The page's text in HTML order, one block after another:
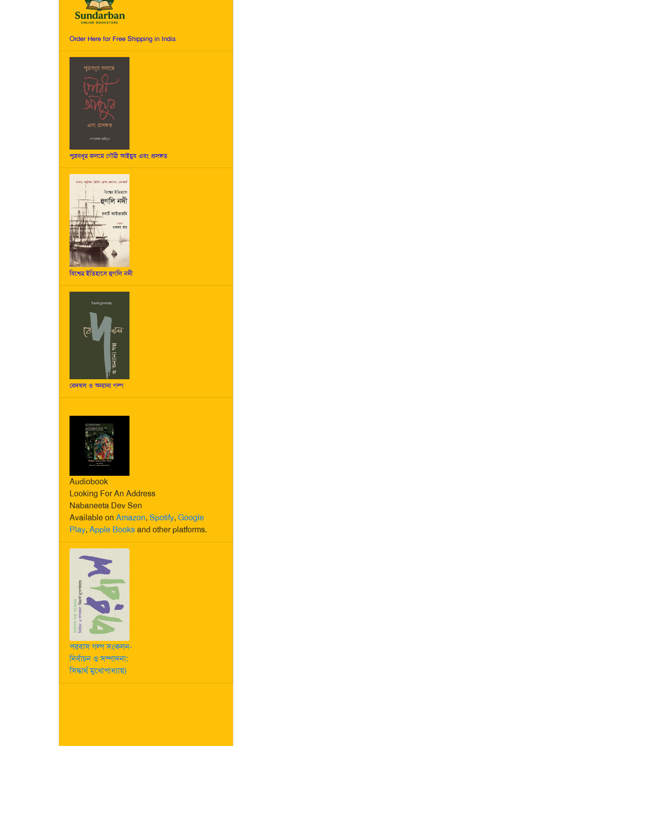
Order Here for Free Shipping in India
পুত্রবধূর কলমে গৌরী আইয়ুব এবং প্রসঙ্গত
বিশ্বের ইতিহাসে হুগলি নদী
বেদখল ও অন্যান্য গল্প
Audiobook
Looking For An Address
Nabaneeta Dev Sen
Available on Amazon, Spotify, Google
Play, Apple Booksand other platforms.
পরবাস গল্প সংকলন-
নির্বাচন ও সম্পাদনা:
সিদ্ধার্থ মুখোপাধ্যায়)